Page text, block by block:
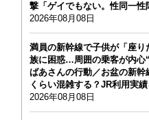
撃「ゲイでもない。性同一性
2026年08月08日
満員の新幹線で子供が「座り
族に困惑…周囲の乗客が内心
ばあさんの行動／お盆の新幹
くらい混雑する？JR利用実
2026年08月08日